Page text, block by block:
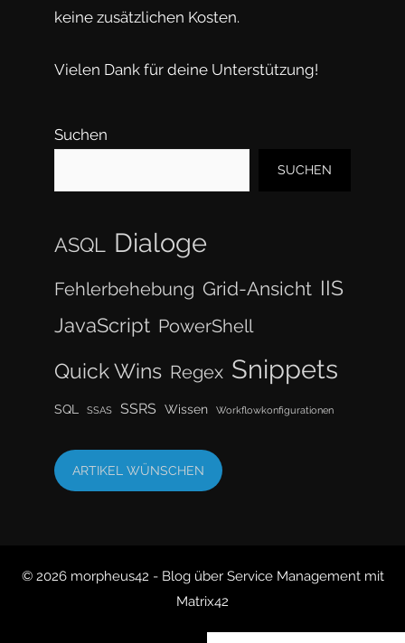
keine zusätzlichen Kosten.
Vielen Dank für deine Unterstützung!
Suchen
SUCHEN
ASQL Dialoge
Fehlerbehebung Grid-Ansicht IIS
JavaScript PowerShell
Quick Wins Regex Snippets
SQL SSAS SSRS Wissen Workflowkonfigurationen
ARTIKEL WÜNSCHEN
© 2026 morpheus42 - Blog über Service Management mit
Matrix42